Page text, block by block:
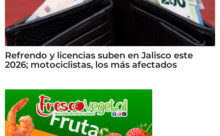
Refrendo y licencias suben en Jalisco este
2026; motociclistas, los más afectados